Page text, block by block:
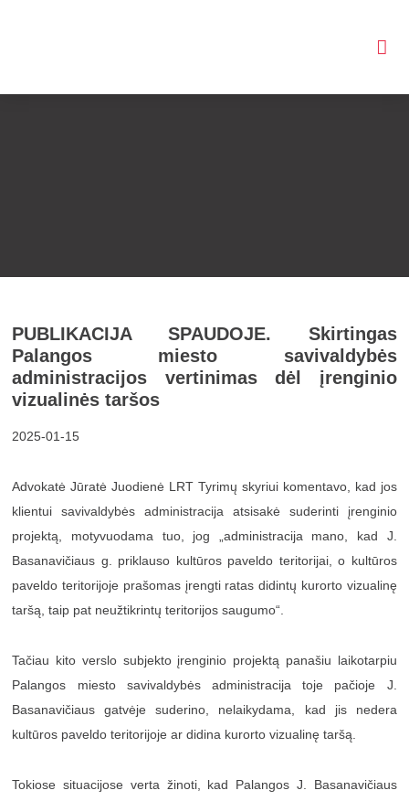
PUBLIKACIJA SPAUDOJE. Skirtingas
Palangos miesto savivaldybės
administracijos vertinimas dėl įrenginio
vizualinės taršos
2025-01-15
Advokatė Jūratė Juodienė LRT Tyrimų skyriui komentavo, kad jos
klientui savivaldybės administracija atsisakė suderinti įrenginio
projektą, motyvuodama tuo, jog „administracija mano, kad J.
Basanavičiaus g. priklauso kultūros paveldo teritorijai, o kultūros
paveldo teritorijoje prašomas įrengti ratas didintų kurorto vizualinę
taršą, taip pat neužtikrintų teritorijos saugumo“.
Tačiau kito verslo subjekto įrenginio projektą panašiu laikotarpiu
Palangos miesto savivaldybės administracija toje pačioje J.
Basanavičiaus gatvėje suderino, nelaikydama, kad jis nedera
kultūros paveldo teritorijoje ar didina kurorto vizualinę taršą.
Tokiose situacijose verta žinoti, kad Palangos J. Basanavičiaus